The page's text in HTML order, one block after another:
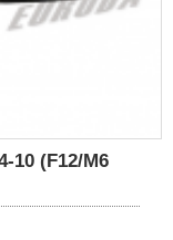
10 (F12/M6